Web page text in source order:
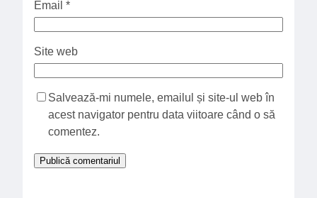
Email *
Site web
Salvează-mi numele, emailul și site-ul web în
acest navigator pentru data viitoare când o să
comentez.